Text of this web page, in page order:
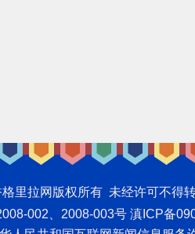
里拉网版权所有 未经许可不得
002、2008-003号 滇ICP备